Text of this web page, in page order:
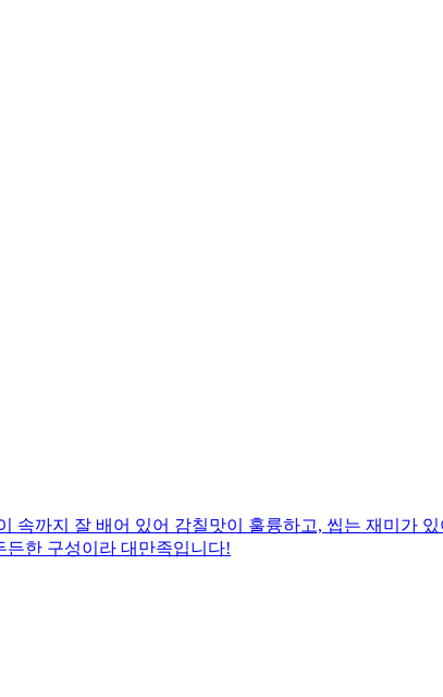
까지 잘 배어 있어 감칠맛이 훌륭하고, 씹는 재미가
한 구성이라 대만족입니다!